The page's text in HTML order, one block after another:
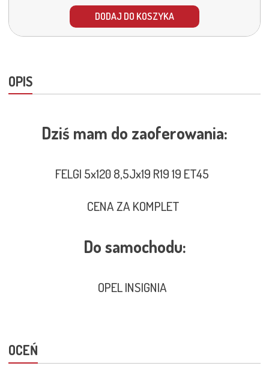
DODAJ DO KOSZYKA
OPIS
Dziś mam do zaoferowania:
FELGI 5x120 8,5Jx19 R19 19 ET45
CENA ZA KOMPLET
Do samochodu:
OPEL INSIGNIA
OCEŃ